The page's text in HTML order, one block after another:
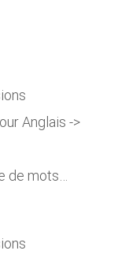
Anglais ->
de mots…